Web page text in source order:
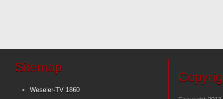
Sitemap
Weseler-TV 1860